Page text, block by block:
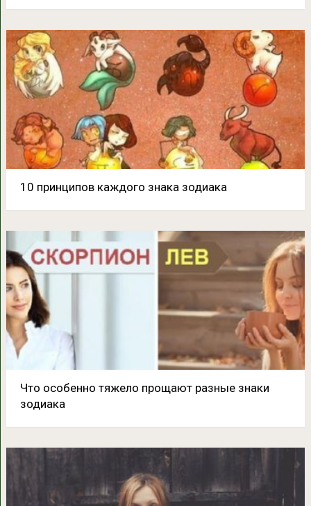
10 принципов каждого знака зодиака
Что особенно тяжело прощают разные знаки
зодиака